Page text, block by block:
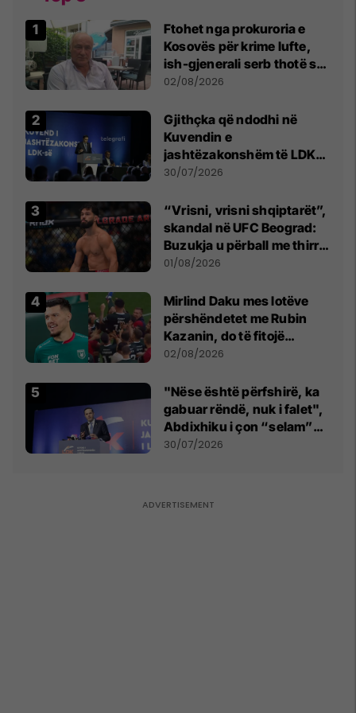
Ftohet nga prokuroria e
Kosovës për krime lufte,
ish-gjenerali serb thotë se
dikush e tradhtoi në
02/08/2026
Gjithçka që ndodhi në
Kuvendin e
jashtëzakonshëm të LDK-
së
30/07/2026
“Vrisni, vrisni shqiptarët”,
skandal në UFC Beograd:
Buzukja u përball me thirrje
anti-shqiptare nga
01/08/2026
Mirlind Daku mes lotëve
përshëndetet me Rubin
Kazanin, do të fitojë
miliona te Spartak Moska
02/08/2026
"Nëse është përfshirë, ka
gabuar rëndë, nuk i falet",
Abdixhiku i çon “selam”
Përparim Ramës
30/07/2026